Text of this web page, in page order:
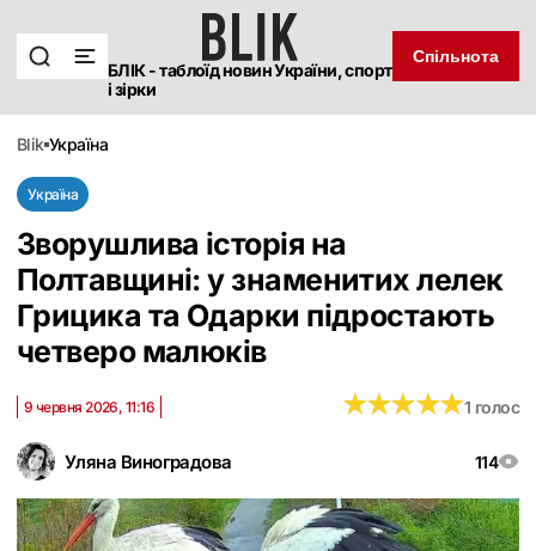
БЛІК - таблоїд новин України, спорт
і зірки
Спільнота
blik україна
Україна
Зворушлива історія на
Полтавщині: у знаменитих лелек
Грицика та Одарки підростають
четверо малюків
Уляна Виноградова 114
9 червня 2026, 11:16 ★★★★★
★★★★★1 голос